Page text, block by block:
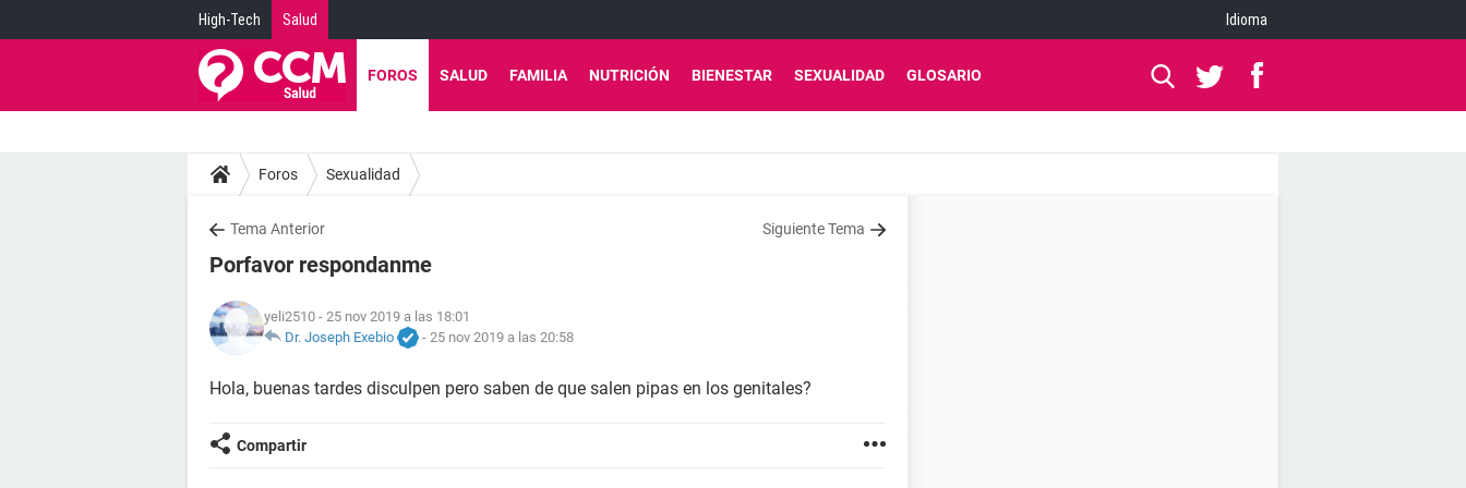
High-Tech Salud Idioma
FOROS SALUD FAMILIA NUTRICIÓN BIENESTAR SEXUALIDAD GLOSARIO
Foros Sexualidad
Tema Anterior Siguiente Tema
Porfavor respondanme
yeli2510 - 25 nov 2019 a las 18:01
Dr. Joseph Exebio
- 25 nov 2019 a las 20:58
Hola, buenas tardes disculpen pero saben de que salen pipas en los genitales?
Compartir